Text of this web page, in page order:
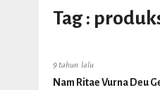
Tag :
9 tahun lalu
Nam Ritae Vurna Deu